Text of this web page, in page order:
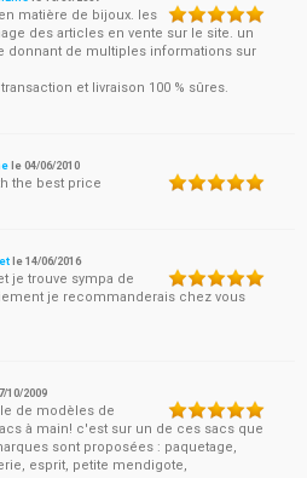
matière de bijoux. les
des articles en vente sur le site. un
donnant de multiples informations sur
et livraison 100 % sûres.
le04/06/2010
the best price
le14/06/2016
je trouve sympa de
je recommanderais chez vous
10/2009
de modèles de
à main! c'est sur un de ces sacs que
sont proposées : paquetage,
esprit, petite mendigote,